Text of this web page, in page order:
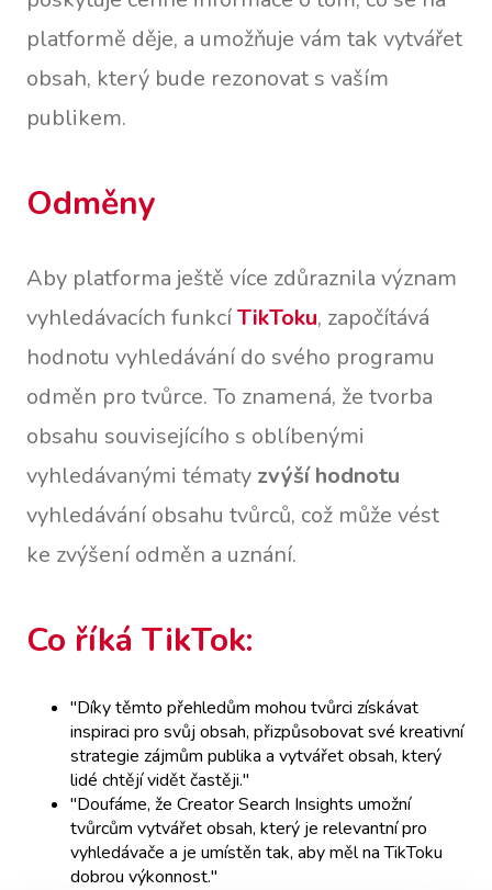
platformě děje, a umožňuje vám tak vytvářet
obsah, který bude rezonovat s vaším
publikem.
Odměny
Aby platforma ještě více zdůraznila význam
vyhledávacích funkcíTikToku, započítává
hodnotu vyhledávání do svého programu
odměn pro tvůrce. To znamená, že tvorba
obsahu souvisejícího s oblíbenými
vyhledávanými tématy zvýší hodnotu
vyhledávání obsahu tvůrců, což může vést
ke zvýšení odměn a uznání.
Co říká TikTok:
"Díky těmto přehledům mohou tvůrci získávat
inspiraci pro svůj obsah, přizpůsobovat své kreativní
strategie zájmům publika a vytvářet obsah, který
lidé chtějí vidět častěji."
"Doufáme, že Creator Search Insights umožní
tvůrcům vytvářet obsah, který je relevantní pro
vyhledávače a je umístěn tak, aby měl na TikToku
dobrou výkonnost."